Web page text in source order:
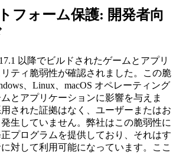
ーム向けに2Dおよび3Dゲームを構築
迅速なイテレーション
ム
25 以上のプラットフォームを見る
ロジェクトを構築およびレビューする
ニング
体験を作成する
る
ルとAPIリファレンス
問題追跡
する
がる
カルイベント
ー
紹介
、インサイダーに参加する
レーニング
ムをレベルアップ
パスウェイ
？旅を始めましょう
サポート
標を早く達成する
する
フォーム保護: 開発者向
以降でビルドされたゲームとアプリ
ティ脆弱性が確認されました。この脆
、Linux、macOS オペレーティング
とアプリケーションに影響を与えま
された証拠はなく、ユーザーまたはお
生していません。弊社はこの脆弱性に
プログラムを提供しており、それはす
対して利用可能になっています。ここ